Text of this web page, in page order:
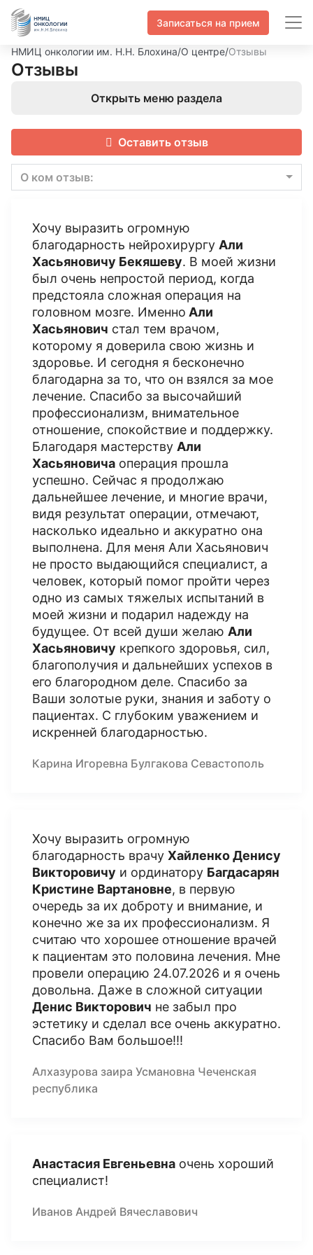
Записаться на прием
НМИЦ онкологии им. Н.Н. Блохина/О центре/Отзывы
Отзывы
Открыть меню раздела
Оставить отзыв
О ком отзыв:
Хочу выразить огромную
благодарность нейрохирургу Али
Хасьяновичу Бекяшеву. В моей жизни
был очень непростой период, когда
предстояла сложная операция на
головном мозге. Именно Али
Хасьянович стал тем врачом,
которому я доверила свою жизнь и
здоровье. И сегодня я бесконечно
благодарна за то, что он взялся за мое
лечение. Спасибо за высочайший
профессионализм, внимательное
отношение, спокойствие и поддержку.
Благодаря мастерству Али
Хасьяновича операция прошла
успешно. Сейчас я продолжаю
дальнейшее лечение, и многие врачи,
видя результат операции, отмечают,
насколько идеально и аккуратно она
выполнена. Для меня Али Хасьянович
не просто выдающийся специалист, а
человек, который помог пройти через
одно из самых тяжелых испытаний в
моей жизни и подарил надежду на
будущее. От всей души желаю Али
Хасьяновичу крепкого здоровья, сил,
благополучия и дальнейших успехов в
его благородном деле. Спасибо за
Ваши золотые руки, знания и заботу о
пациентах. С глубоким уважением и
искренней благодарностью.
Карина Игоревна Булгакова Севастополь
Хочу выразить огромную
благодарность врачу Хайленко Денису
Викторовичу и ординатору Багдасарян
Кристине Вартановне, в первую
очередь за их доброту и внимание, и
конечно же за их профессионализм. Я
считаю что хорошее отношение врачей
к пациентам это половина лечения. Мне
провели операцию 24.07.2026 и я очень
довольна. Даже в сложной ситуации
Денис Викторович не забыл про
эстетику и сделал все очень аккуратно.
Спасибо Вам большое!!!
Алхазурова заира Усмановна Чеченская
республика
Анастасия Евгеньевна очень хороший
специалист!
Иванов Андрей Вячеславович